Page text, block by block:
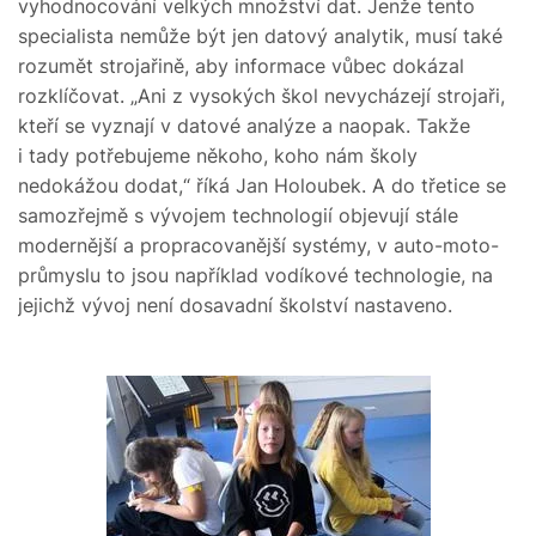
vyhodnocování velkých množství dat. Jenže tento
specialista nemůže být jen datový analytik, musí také
rozumět strojařině, aby informace vůbec dokázal
rozklíčovat. „Ani z vysokých škol nevycházejí strojaři,
kteří se vyznají v datové analýze a naopak. Takže
i tady potřebujeme někoho, koho nám školy
nedokážou dodat,“ říká Jan Holoubek. A do třetice se
samozřejmě s vývojem technologií objevují stále
modernější a propracovanější systémy, v auto-moto-
průmyslu to jsou například vodíkové technologie, na
jejichž vývoj není dosavadní školství nastaveno.